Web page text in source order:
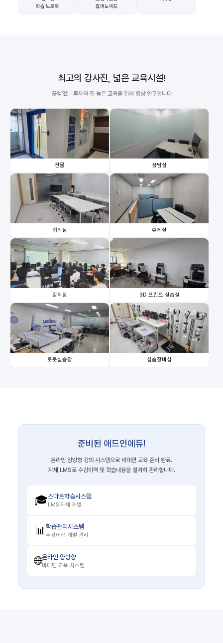
학습 노트북
휴머노이드
최고의 강사진, 넓은 교육시설!
끊임없는 투자와 질 높은 교육을 위해 항상 연구합니다
건물 상담실
회의실 휴게실
강의장 3D 프린트 실습실
로봇실습장 실습장비실
준비된 애드인에듀!
온라인 양방향 강의 시스템으로 비대면 교육 준비 완료.
자체 LMS로 수강이력 및 학습내용을 철저히 관리합니다.
🎓스마트학습시스템
LMS 자체 개발
📊 학습관리시스템
수강이력 개별 관리
🌐온라인 양방향
비대면 교육 시스템